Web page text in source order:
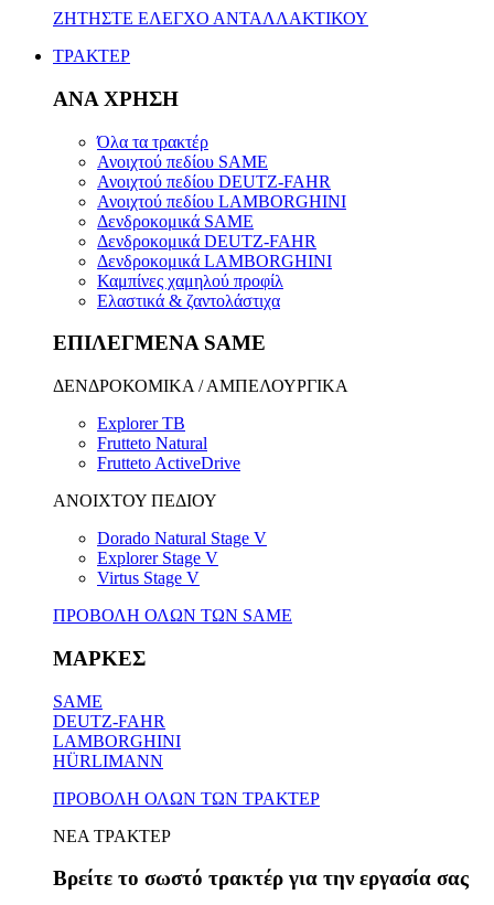
ΖΗΤΗΣΤΕ ΕΛΕΓΧΟ ΑΝΤΑΛΛΑΚΤΙΚΟΥ
ΤΡΑΚΤΕΡ
ΑΝΑ ΧΡΗΣΗ
Όλα τα τρακτέρ
Ανοιχτού πεδίου SAME
Ανοιχτού πεδίου DEUTZ-FAHR
Ανοιχτού πεδίου LAMBORGHINI
Δενδροκομικά SAME
Δενδροκομικά DEUTZ-FAHR
Δενδροκομικά LAMBORGHINI
Καμπίνες χαμηλού προφίλ
Ελαστικά & ζαντολάστιχα
ΕΠΙΛΕΓΜΕΝΑ SAME
ΔΕΝΔΡΟΚΟΜΙΚΑ / ΑΜΠΕΛΟΥΡΓΙΚΑ
Explorer TB
Frutteto Natural
Frutteto ActiveDrive
ΑΝΟΙΧΤΟΥ ΠΕΔΙΟΥ
Dorado Natural Stage V
Explorer Stage V
Virtus Stage V
ΠΡΟΒΟΛΗ ΟΛΩΝ ΤΩΝ SAME
ΜΑΡΚΕΣ
SAME
DEUTZ-FAHR
LAMBORGHINI
HÜRLIMANN
ΠΡΟΒΟΛΗ ΟΛΩΝ ΤΩΝ ΤΡΑΚΤΕΡ
ΝΕΑ ΤΡΑΚΤΕΡ
Βρείτε το σωστό τρακτέρ για την εργασία σας